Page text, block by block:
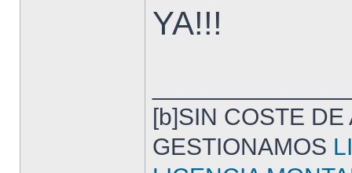
YA!!!
[b]SIN COSTE
GESTIONAMOS